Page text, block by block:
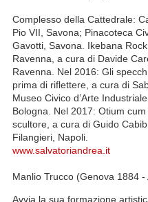
Complesso della Cattedrale:
Pio VII, Savona; Pinacoteca
Gavotti, Savona. Ikebana
Ravenna, a cura di Davide
Ravenna. Nel 2016: Gli
prima di riflettere, a cura di
Museo Civico d’Arte
Bologna. Nel 2017: Otium
scultore, a cura di Guido
Filangieri, Napoli.
www.salvatoriandrea.it
Manlio Trucco (Genova 1884
Avvia la sua formazione